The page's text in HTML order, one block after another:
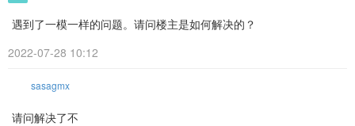
遇到了一模一样的问题。请问楼主是如何解决的？
2022-07-28 10:12
sasagmx
请问解决了不